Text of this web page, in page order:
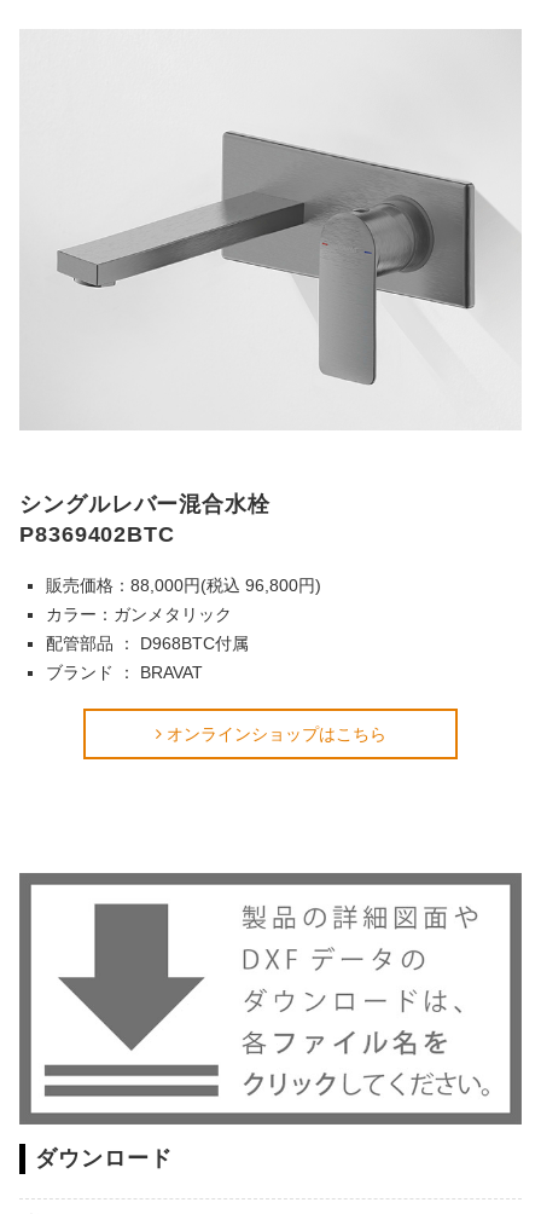
シングルレバー混合水栓
P8369402BTC
販売価格：88,000円(税込 96,800円)
カラー：ガンメタリック
配管部品 ： D968BTC付属
ブランド ： BRAVAT
オンラインショップはこちら
ダウンロード